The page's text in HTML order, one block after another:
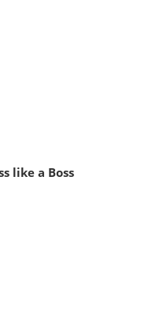
like a Boss